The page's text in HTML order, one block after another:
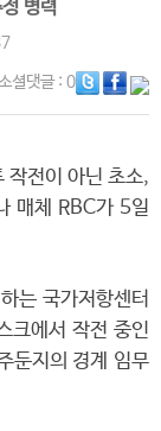
병력
셜댓글: 0
작전이 아닌 초소,
매체 RBC가 5일
는 국가저항센터
크에서 작전 중인
둔지의 경계 임무